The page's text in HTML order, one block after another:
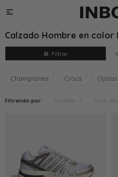

Calzado Hombre en color
Championes Crocs Ojotas
Filtrando por: Calzado Color: